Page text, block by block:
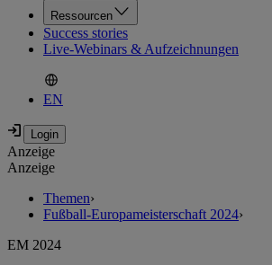
Ressourcen
Success stories
Live-Webinars & Aufzeichnungen
EN
Anzeige
Anzeige
Themen›
Fußball-Europameisterschaft 2024›
EM 2024